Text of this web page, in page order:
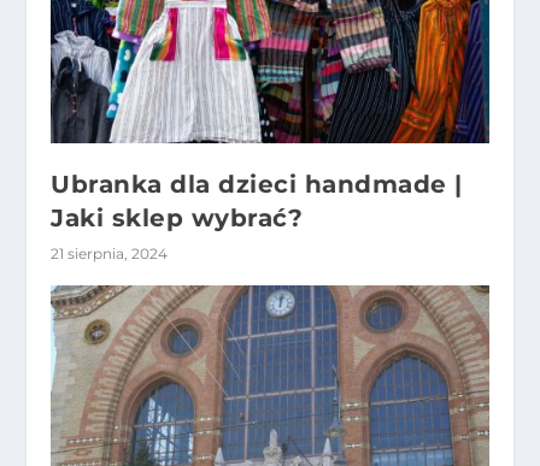
Ubranka dla dzieci handmade |
Jaki sklep wybrać?
21 sierpnia, 2024